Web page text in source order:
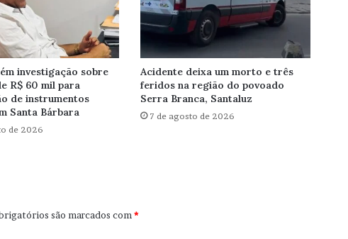
investigação sobre
R$ 60 mil para
de instrumentos
Santa Bárbara
de 2026
Acidente deixa um morto e três
feridos na região do povoado
Serra Branca, Santaluz
7 de agosto de 2026
são marcados com*